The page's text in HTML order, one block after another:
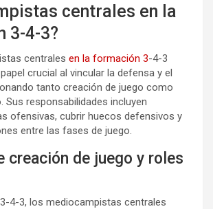
centrales en la
3-4-3?
centrales en la formación 3-4-3
crucial al vincular la defensa y el
tanto creación de juego como
Sus responsabilidades incluyen
ofensivas, cubrir huecos defensivos y
entre las fases de juego.
creación de juego y roles
3-4-3, los mediocampistas centrales